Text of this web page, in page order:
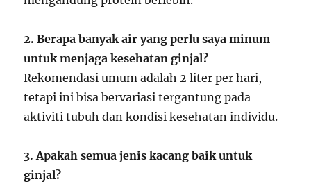
2. Berapa banyak air yang perlu saya minum
untuk menjaga kesehatan ginjal?
Rekomendasi umum adalah 2 liter per hari,
tetapi ini bisa bervariasi tergantung pada
aktiviti tubuh dan kondisi kesehatan individu.
3. Apakah semua jenis kacang baik untuk
ginjal?